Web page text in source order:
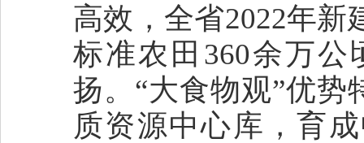
高效，全省2022年新
标准农田360余万
扬。“大食物观”优
质资源中心库，育